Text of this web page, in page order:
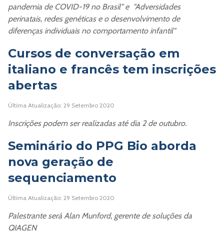
pandemia de COVID-19 no Brasil" e "Adversidades
perinatais, redes genéticas e o desenvolvimento de
diferenças individuais no comportamento infantil"
Cursos de conversação em
italiano e francês tem inscrições
abertas
Última Atualização: 29 Setembro 2020
Inscrições podem ser realizadas até dia 2 de outubro.
Seminário do PPG Bio aborda
nova geração de
sequenciamento
Última Atualização: 29 Setembro 2020
Palestrante será Alan Munford, gerente de soluções da
QIAGEN